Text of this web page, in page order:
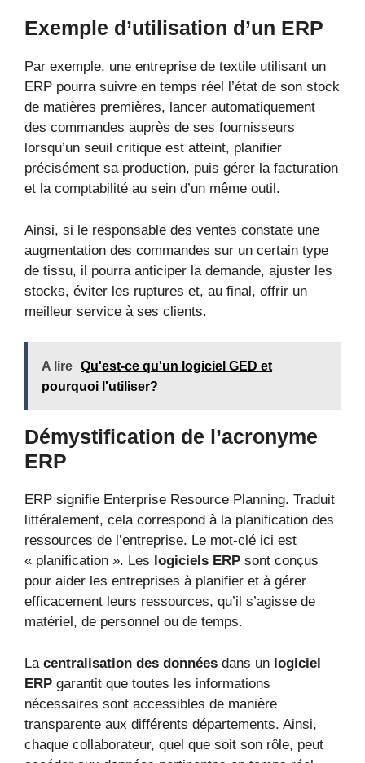
Exemple d’utilisation d’un ERP
Par exemple, une entreprise de textile utilisant un
ERP pourra suivre en temps réel l’état de son stock
de matières premières, lancer automatiquement
des commandes auprès de ses fournisseurs
lorsqu’un seuil critique est atteint, planifier
précisément sa production, puis gérer la facturation
et la comptabilité au sein d’un même outil.
Ainsi, si le responsable des ventes constate une
augmentation des commandes sur un certain type
de tissu, il pourra anticiper la demande, ajuster les
stocks, éviter les ruptures et, au final, offrir un
meilleur service à ses clients.
A lire Qu'est-ce qu'un logiciel GED et
pourquoi l'utiliser?
Démystification de l’acronyme
ERP
ERP signifie Enterprise Resource Planning. Traduit
littéralement, cela correspond à la planification des
ressources de l’entreprise. Le mot-clé ici est
« planification ». Les logiciels ERP sont conçus
pour aider les entreprises à planifier et à gérer
efficacement leurs ressources, qu’il s’agisse de
matériel, de personnel ou de temps.
La centralisation des données dans un logiciel
ERP garantit que toutes les informations
nécessaires sont accessibles de manière
transparente aux différents départements. Ainsi,
chaque collaborateur, quel que soit son rôle, peut